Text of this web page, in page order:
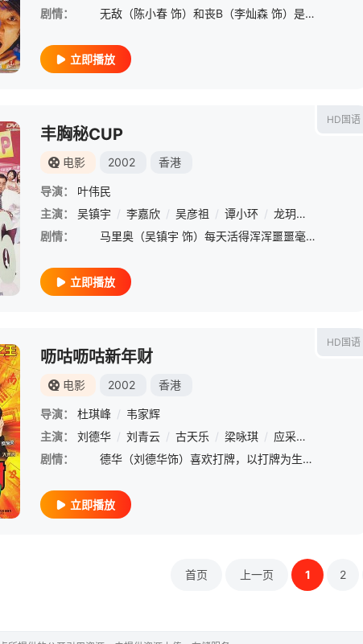
剧情：
无敌（陈小春 饰）和丧B（李灿森 饰）是两个无所事事的小混混，他俩平常在商场的VCD专柜打工，插科打诨，悠哉度日。某天两人奉老板之命外出取车，回来的路上撞到一个西装革履的黑帮分子。该男子身上藏有一
立即播放
HD国语
丰胸秘CUP
电影 2002 香港
导演：
叶伟民
主演：
吴镇宇 / 李嘉欣 / 吴彦祖 / 谭小环 / 龙玥心
剧情：
马里奥（吴镇宇 饰）每天活得浑浑噩噩毫无斗志，一次偶然中，公司新人小雪（李嘉欣 饰）的出现吸引了他的目光，他与老板发哥（邹凯光 饰）打赌说自己能够在三天之内将小雪追到手。为了在博弈中获胜，马里奥欺
立即播放
HD国语
呖咕呖咕新年财
电影 2002 香港
导演： 杜琪峰 / 韦家辉
主演：
刘德华 / 刘青云 / 古天乐 / 梁咏琪 / 应采儿
剧情：
德华（刘德华饰）喜欢打牌，以打牌为生的他出名好牌技好牌品，与他相恋多年的咏琪（梁咏琪饰）因为牌品差，始终没能与德华结为连理，令她顿足。德华的弟弟天乐（古天乐饰）知道哥哥要以打牌为生养活患有痴呆症的
立即播放
首页 上一页 1 2